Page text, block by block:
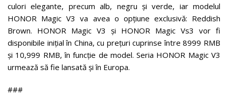
culori elegante, precum alb, negru și verde, iar modelul
HONOR Magic V3 va avea o opțiune exclusivă: Reddish
Brown. HONOR Magic V3 și HONOR Magic Vs3 vor fi
disponibile inițial în China, cu prețuri cuprinse între 8999 RMB
și 10,999 RMB, în funcție de model. Seria HONOR Magic V3
urmează să fie lansată și în Europa.
###